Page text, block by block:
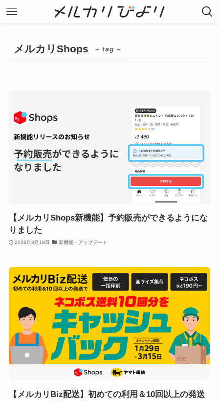
メルカリShops – tag –
【メルカリShops新機能】予約販売ができるようにな
りました
2026年3月18日 新機能・アップデート
【メルカリBiz配送】初めての利用＆10回以上の発送